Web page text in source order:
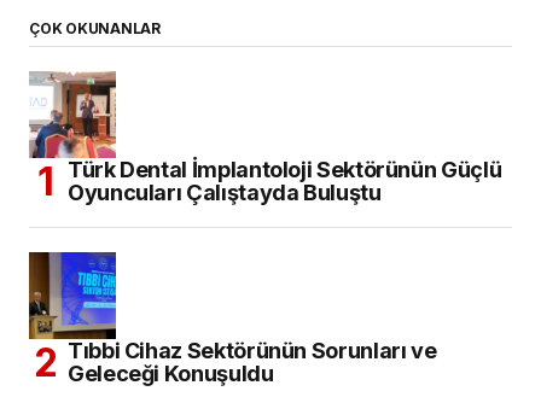
ÇOK OKUNANLAR
Türk Dental İmplantoloji Sektörünün Güçlü
Oyuncuları Çalıştayda Buluştu
Tıbbi Cihaz Sektörünün Sorunları ve
Geleceği Konuşuldu